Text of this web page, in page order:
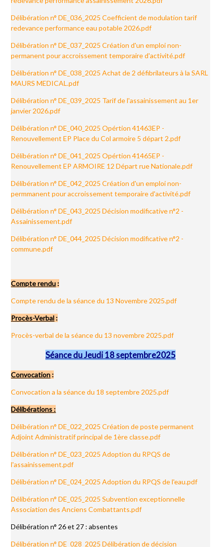
Délibération n° DE_036_2025 Coefficient de modulation tarif
redevance performance eau potable 2026.pdf
Délibération n° DE_037_2025 Création d'un emploi non-
permanent pour accroissement temporaire d'activité.pdf
Délibération n° DE_038_2025 Achat de 2 défibrilateurs à la SARL
MAURS MEDICAL.pdf
Délibération n° DE_039_2025 Tarif de l'assainissement au 1er
janvier 2026.pdf
Délibération n° DE_040_2025 Opértion 41463EP -
Renouvellement EP Place du Col armoire 5 départ 2.pdf
Délibération n° DE_041_2025 Opértion 41465EP -
Renouvellement EP ARMOIRE 12 Départ rue Nationale.pdf
Délibération n° DE_042_2025 Création d'un emploi non-
permmanent pour accroissement temporaire d'activité.pdf
Délibération n° DE_043_2025 Décision modificative n°2 -
Assainissement.pdf
Délibération n° DE_044_2025 Décision modificative n°2 -
commune.pdf
Compte rendu :
Compte rendu de la séance du 13 Novembre 2025.pdf
Procès-Verbal :
Procès-verbal de la séance du 13 novembre 2025.pdf
Séance du Jeudi 18 septembre2025
Convocation :
Convocation a la séance du 18 septembre 2025.pdf
Délibérations :
Délibération n° DE_022_2025 Création de poste permanent
Adjoint Administratif principal de 1ère classe.pdf
Délibération n° DE_023_2025 Adoption du RPQS de
l'assainissement.pdf
Délibération n° DE_024_2025 Adoption du RPQS de l'eau.pdf
Délibération n° DE_025_2025 Subvention exceptionnelle
Association des Anciens Combattants.pdf
Délibération n° 26 et 27 : absentes
Délibération n° DE_028_2025 Délibération de décision